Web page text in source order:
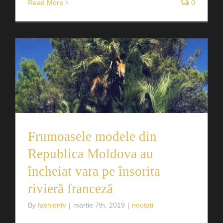
Read More 0
Frumoasele modele din
Republica Moldova au
încheiat vara pe însorita
rivieră franceză
By fashiontv | martie 7th, 2019 | noutati